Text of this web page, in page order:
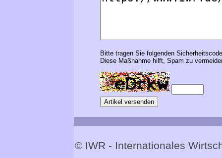
Bitte tragen Sie folgenden
Diese Maßnahme hilft, Spam zu
© IWR - Internationales